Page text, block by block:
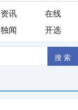
资讯
在线
独闻 开选